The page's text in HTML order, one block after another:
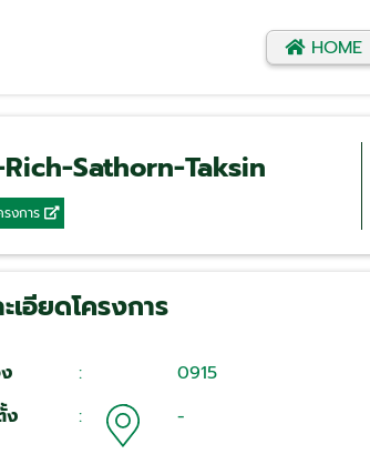
HOME
Sathorn-Taksin
รงการ
เอียดโครงการ
:
0915
ง
: -